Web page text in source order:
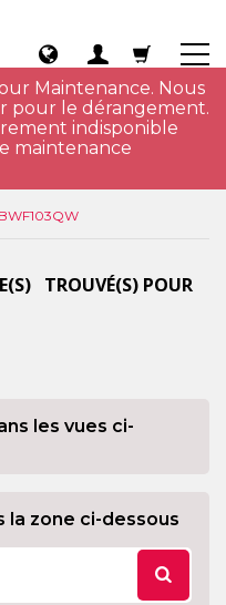
Maintenance. Nous
pour le dérangement.
indisponible
maintenance
TROUVÉ(S) POUR
les vues ci-
la zone ci-dessous